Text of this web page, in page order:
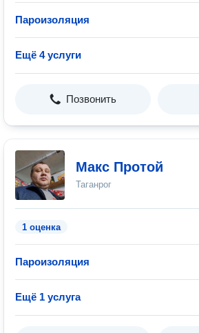
Пароизоляция
Ещё 4 услуги
Позвонить
Макс Протой
Таганрог
1 оценка
Пароизоляция
Ещё 1 услуга